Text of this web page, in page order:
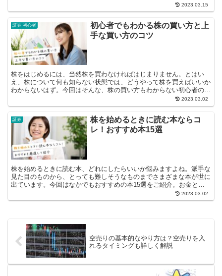
2023.03.15
証券 初心者
初心者でもわかる株の買い方と上
手な買い方のコツ
株をはじめるには、当然株を買わなければはじまりません。とはい
え、株について何も知らない状態では、どうやって株を買えばいいか
わからないはず。今回はそんな、株の買い方もわからない初心者の方
2023.03.02
証券
株を始めるときに読む本ならコ
レ！おすすめ本15選
株を始めるときに読む本、どれにしたらいいか悩みますよね。派手な
見た目のものから、とっても難しそうなものまでさまざまな本が世に
出ています。今回はなかでもおすすめの本15選をご紹介。お金とは
2023.03.02
空売りの基本的なやり方は？空売りを入
れるタイミングも詳しく解説